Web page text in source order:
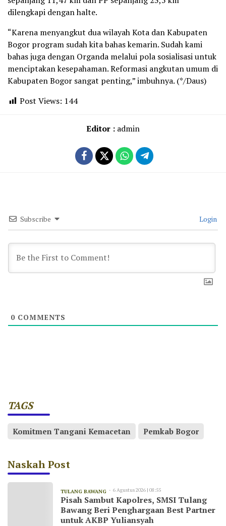
dilengkapi dengan halte.
“Karena menyangkut dua wilayah Kota dan Kabupaten
Bogor program sudah kita bahas kemarin. Sudah kami
bahas juga dengan Organda melalui pola sosialisasi untuk
menciptakan kesepahaman. Reformasi angkutan umum di
Kabupaten Bogor sangat penting,” imbuhnya. (*/Daus)
Post Views: 144
Editor : admin
Subscribe Login
0 COMMENTS
TAGS
Komitmen Tangani Kemacetan Pemkab Bogor
Naskah Post
TULANG BAWANG 6 Agustus 2026 | 08:55
Pisah Sambut Kapolres, SMSI Tulang
Bawang Beri Penghargaan Best Partner
untuk AKBP Yuliansyah